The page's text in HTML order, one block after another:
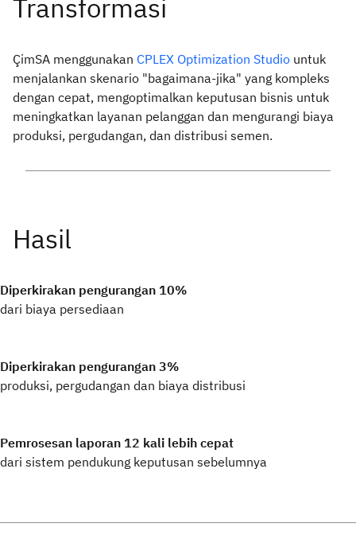
ÇimSA menggunakan CPLEX Optimization Studio untuk
menjalankan skenario "bagaimana-jika" yang kompleks
dengan cepat, mengoptimalkan keputusan bisnis untuk
meningkatkan layanan pelanggan dan mengurangi biaya
produksi, pergudangan, dan distribusi semen.
Diperkirakan pengurangan 10%
dari biaya persediaan
Diperkirakan pengurangan 3%
produksi, pergudangan dan biaya distribusi
Pemrosesan laporan 12 kali lebih cepat
dari sistem pendukung keputusan sebelumnya